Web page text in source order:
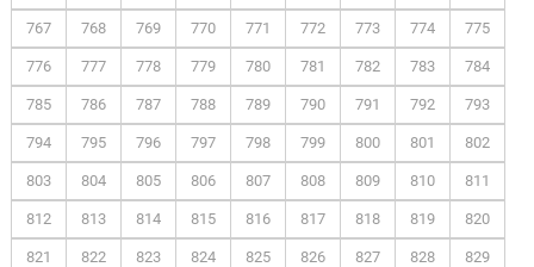
767 768 769 770 771 772 773 774 775
776 777 778 779 780 781 782 783 784
785 786 787 788 789 790 791 792 793
794 795 796 797 798 799 800 801 802
803 804 805 806 807 808 809 810 811
812 813 814 815 816 817 818 819 820
821 822 823 824 825 826 827 828 829